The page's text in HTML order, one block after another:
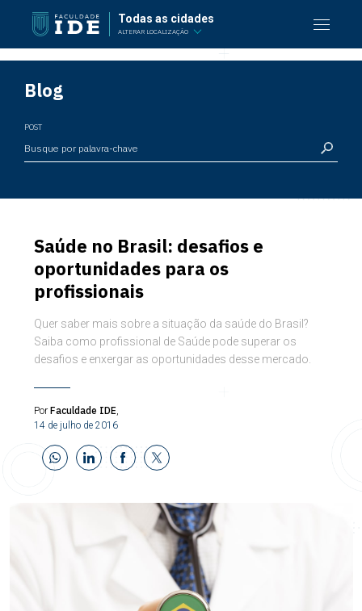
Todas as cidades
ALTERAR LOCALIZAÇÃO
Blog
POST
Saúde no Brasil: desafios e
oportunidades para os
profissionais
Quer saber mais sobre a situação da saúde do Brasil?
Saiba como profissional de Saúde pode superar os
desafios e enxergar as oportunidades desse mercado.
Por Faculdade IDE,
14 de julho de 2016